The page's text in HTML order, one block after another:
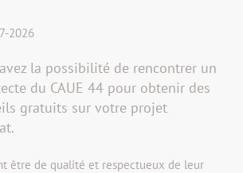
2026
la possibilité de rencontrer un
du CAUE 44 pour obtenir des
gratuits sur votre projet
être de qualité et respectueux de leur